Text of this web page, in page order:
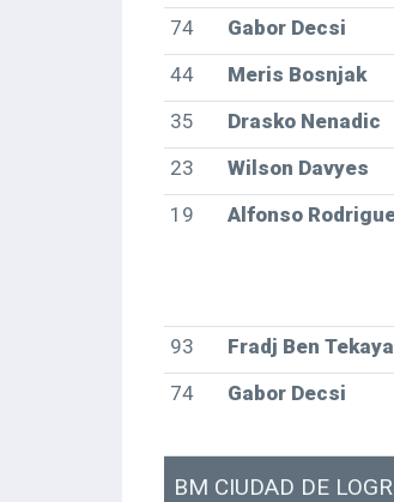
74
Gabor Decsi
44
Meris Bosnjak
35
Drasko Nenadic
23
Wilson Davyes
19
Alfonso
93
Fradj Ben Tekaya
74
Gabor Decsi
BM CIUDAD DE